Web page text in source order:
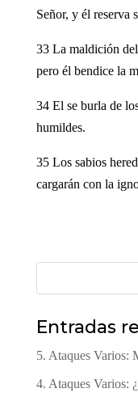
Señor, y él reserva
33 La maldición
pero él bendice la
34 El se burla de
humildes.
35 Los sabios
cargarán con la
Entradas
5. Ataques Varios:
4. Ataques Varios: